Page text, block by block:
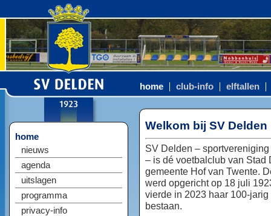
home club-info elftallen
home
nieuws
agenda
uitslagen
programma
privacy-info
Welkom bij SV Delden
SV Delden –
– is dé voetbalclub van Stad
gemeente Hof van Twente.
werd opgericht op 18 juli
vierde in 2023 haar 100-jarig
bestaan.